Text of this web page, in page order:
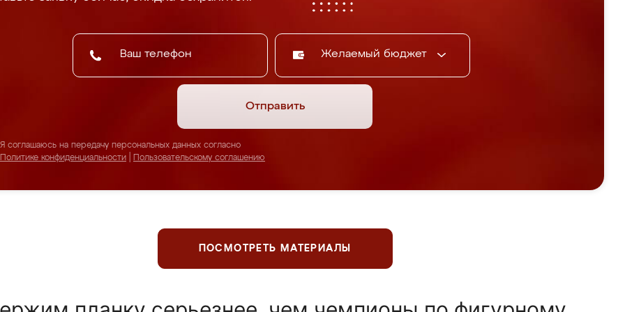
Желаемый бюджет
Отправить
Я соглашаюсь на передачу персональных данных согласно
Политике конфиденциальности
Пользовательскому соглашению
ПОСМОТРЕТЬ МАТЕРИАЛЫ